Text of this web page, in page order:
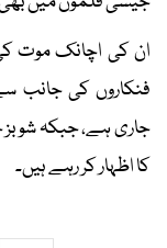
ان کی اچانک موت
فنکاروں کی جانب
جاری ہے، جبکہ
کا اظہار کر رہے ہیں۔